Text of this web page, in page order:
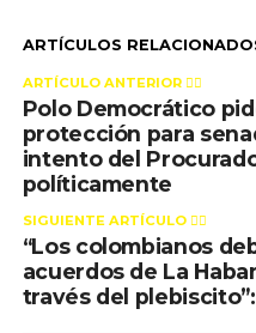
ARTÍCULOS
ARTÍCULO ANTERIOR 👉🏻
Polo Democrático
protección para
intento del
políticamente
SIGUIENTE ARTÍCULO 👈🏻
“Los colombianos
acuerdos de La
través del